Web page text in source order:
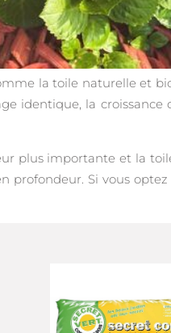
la toile naturelle et
identique, la croissance
plus importante et la
profondeur. Si vous